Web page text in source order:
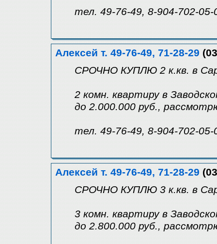
тел. 49-76-49, 8-904-702-05-
Алексей т. 49-76-49, 71-28-29
СРОЧНО КУПЛЮ 2 к.кв. в
2 комн. квартиру в
до 2.000.000 руб.,
тел. 49-76-49, 8-904-702-05-
Алексей т. 49-76-49, 71-28-29
СРОЧНО КУПЛЮ 3 к.кв. в
3 комн. квартиру в
до 2.800.000 руб.,